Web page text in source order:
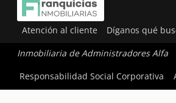
Atención al cliente Díganos qué
Inmobiliaria de Administradores Alfa
Responsabilidad Social Corporativa